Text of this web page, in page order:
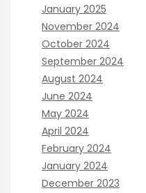
January 2025
November 2024
October 2024
September 2024
August 2024
June 2024
May 2024
April 2024
February 2024
January 2024
December 2023